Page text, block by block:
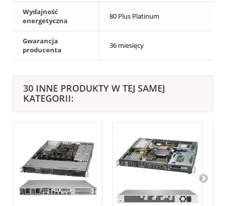
Wydajność
energetyczna
80 Plus Platinum
Gwarancja
producenta
36 miesięcy
30 INNE PRODUKTY W TEJ SAMEJ
KATEGORII: